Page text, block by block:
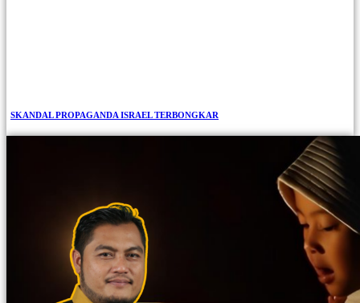
SKANDAL PROPAGANDA ISRAEL TERBONGKAR